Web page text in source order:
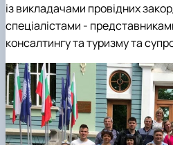
із викладачами провідних
спеціалістами -
консалтингу та туризму та